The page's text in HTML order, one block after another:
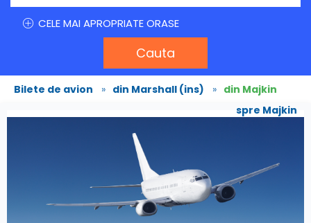
CELE MAI APROPRIATE ORASE
Cauta
Bilete de avion » din Marshall (ins) » din Majkin
spre Majkin